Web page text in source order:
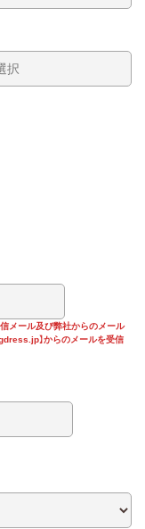
メール及び弊社からのメール
】からのメールを受信